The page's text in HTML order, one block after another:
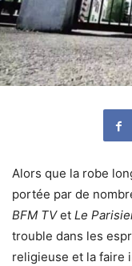
Alors que la robe
portée par de
BFM TVet Le
trouble dans les
religieuse et la faire